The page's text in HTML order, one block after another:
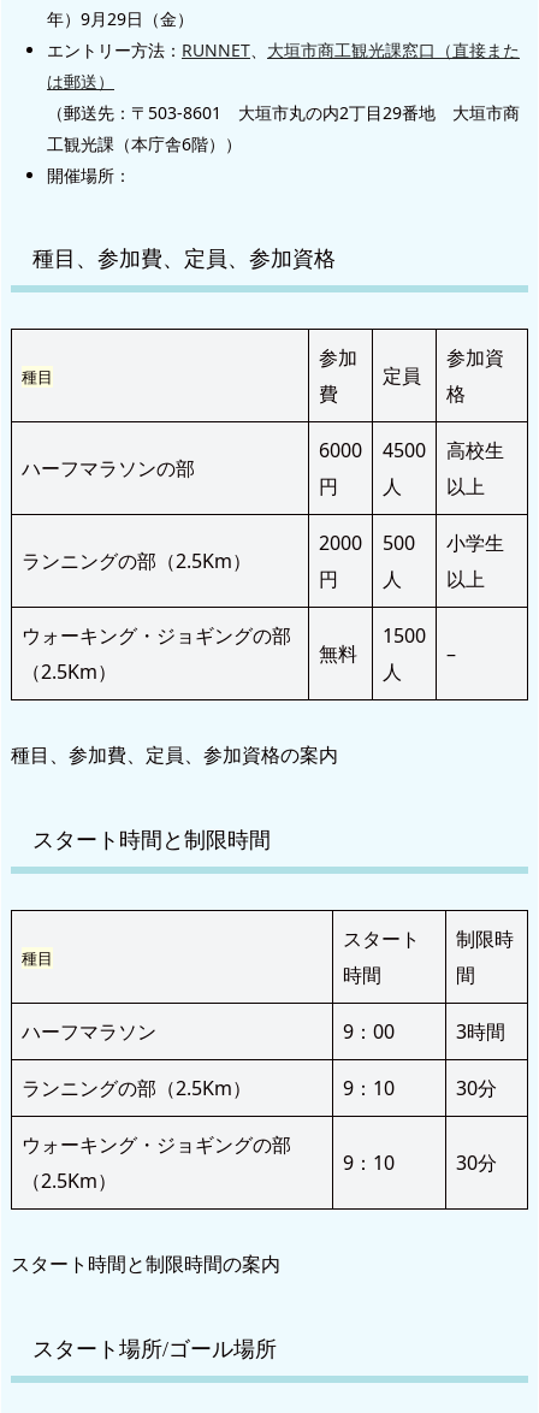
年）9月29日（金）
エントリー方法： RUNNET、 大垣市商工観光課窓口（直接また
は郵送）
（郵送先：〒503-8601 大垣市丸の内2丁目29番地 大垣市商
工観光課（本庁舎6階））
開催場所：
種目、参加費、定員、参加資格
種目
参加
費
定員
参加資
格
ハーフマラソンの部
6000
円
4500
人
高校生
以上
ランニングの部（2.5Km）
2000
円
500
人
小学生
以上
ウォーキング・ジョギングの部
（2.5Km）
無料
1500
人
–
種目、参加費、定員、参加資格の案内
スタート時間と制限時間
種目
スタート
時間
制限時
間
ハーフマラソン 9：00 3時間
ランニングの部（2.5Km） 9：10 30分
ウォーキング・ジョギングの部
（2.5Km）
9：10 30分
スタート時間と制限時間の案内
スタート場所/ゴール場所